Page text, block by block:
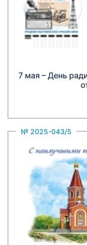
7 мая – День
№ 2025-043/5